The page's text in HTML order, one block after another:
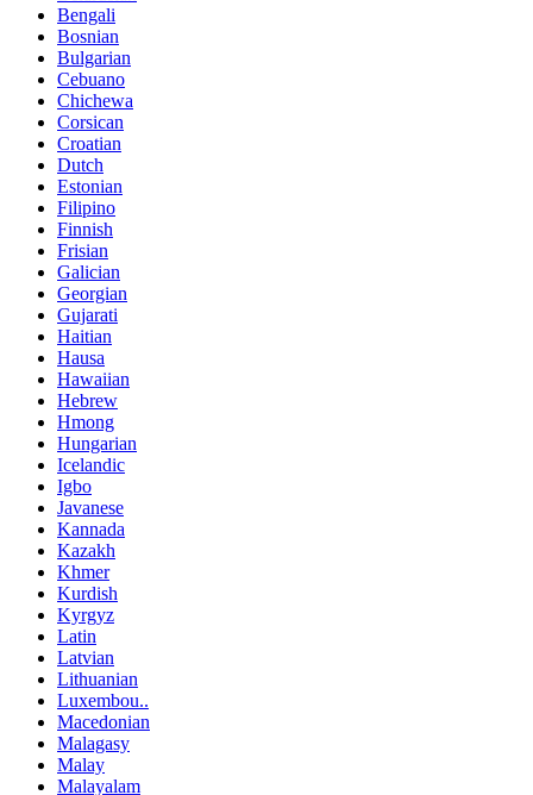
Bengali
Bosnian
Bulgarian
Cebuano
Chichewa
Corsican
Croatian
Dutch
Estonian
Filipino
Finnish
Frisian
Galician
Georgian
Gujarati
Haitian
Hausa
Hawaiian
Hebrew
Hmong
Hungarian
Icelandic
Igbo
Javanese
Kannada
Kazakh
Khmer
Kurdish
Kyrgyz
Latin
Latvian
Lithuanian
Luxembou..
Macedonian
Malagasy
Malay
Malayalam